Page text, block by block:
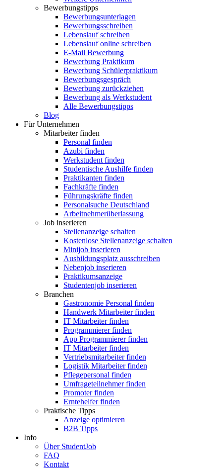
Bewerbungstipps
Bewerbungsunterlagen
Bewerbungsschreiben
Lebenslauf schreiben
Lebenslauf online schreiben
E-Mail Bewerbung
Bewerbung Praktikum
Bewerbung Schülerpraktikum
Bewerbungsgespräch
Bewerbung zurückziehen
Bewerbung als Werkstudent
Alle Bewerbungstipps
Blog
Für Unternehmen
Mitarbeiter finden
Personal finden
Azubi finden
Werkstudent finden
Studentische Aushilfe finden
Praktikanten finden
Fachkräfte finden
Führungskräfte finden
Personalsuche Deutschland
Arbeitnehmerüberlassung
Job inserieren
Stellenanzeige schalten
Kostenlose Stellenanzeige schalten
Minijob inserieren
Ausbildungsplatz ausschreiben
Nebenjob inserieren
Praktikumsanzeige
Studentenjob inserieren
Branchen
Gastronomie Personal finden
Handwerk Mitarbeiter finden
IT Mitarbeiter finden
Programmierer finden
App Programmierer finden
IT Mitarbeiter finden
Vertriebsmitarbeiter finden
Logistik Mitarbeiter finden
Pflegepersonal finden
Umfrageteilnehmer finden
Promoter finden
Erntehelfer finden
Praktische Tipps
Anzeige optimieren
B2B Tipps
Info
Über StudentJob
FAQ
Kontakt